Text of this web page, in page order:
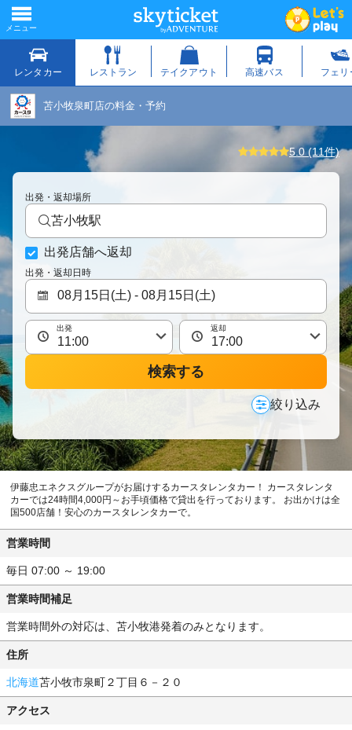
苫小牧泉町店の料金・予約
5.0 (11件)
出発・返却場所
苫小牧駅
出発店舗へ返却
出発・返却日時
出発 返却
検索する
絞り込み
伊藤忠エネクスグループがお届けするカースタレンタカー！ カースタレンタ
カーでは24時間4,000円～お手頃価格で貸出を行っております。 お出かけは全
国500店舗！安心のカースタレンタカーで。
営業時間
毎日 07:00 ～ 19:00
営業時間補足
営業時間外の対応は、苫小牧港発着のみとなります。
住所
北海道苫小牧市泉町２丁目６－２０
アクセス